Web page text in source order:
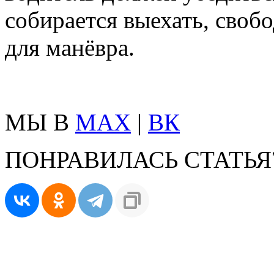
собирается выехать,
для манёвра.
МЫ В MAX | ВК
ПОНРАВИЛАСЬ